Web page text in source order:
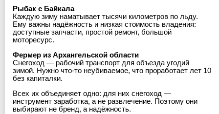
Рыбак с Байкала
Каждую зиму наматывает тысячи километров по льду.
Ему важны надёжность и низкая стоимость владения:
доступные запчасти, простой ремонт, большой
моторесурс.
Фермер из Архангельской области
Снегоход — рабочий транспорт для объезда угодий
зимой. Нужно что-то неубиваемое, что проработает лет 10
без капиталки.
Всех их объединяет одно: для них снегоход —
инструмент заработка, а не развлечение. Поэтому они
выбирают не бренд, а надёжность.